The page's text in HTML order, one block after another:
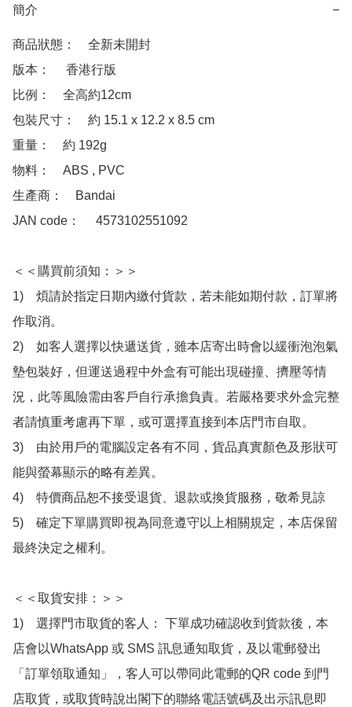
簡介 −
商品狀態：　全新未開封
版本：　 香港行版
比例：　全高約12cm
包裝尺寸：　約 15.1 x 12.2 x 8.5 cm
重量：　約 192g
物料：　ABS , PVC
生產商：　Bandai
JAN code：　 4573102551092
＜＜購買前須知：＞＞
1)　煩請於指定日期內繳付貨款，若未能如期付款，訂單將
作取消。
2)　如客人選擇以快遞送貨，雖本店寄出時會以緩衝泡泡氣
墊包裝好，但運送過程中外盒有可能出現碰撞、擠壓等情
況，此等風險需由客戶自行承擔負責。若嚴格要求外盒完整
者請慎重考慮再下單，或可選擇直接到本店門市自取。
3)　由於用戶的電腦設定各有不同，貨品真實顏色及形狀可
能與螢幕顯示的略有差異。
4)　特價商品恕不接受退貨、退款或換貨服務，敬希見諒
5)　確定下單購買即視為同意遵守以上相關規定，本店保留
最終決定之權利。
＜＜取貨安排：＞＞
1)　選擇門市取貨的客人： 下單成功確認收到貨款後，本
店會以WhatsApp 或 SMS 訊息通知取貨，及以電郵發出
「訂單領取通知」，客人可以帶同此電郵的QR code 到門
店取貨，或取貨時說出閣下的聯絡電話號碼及出示訊息即